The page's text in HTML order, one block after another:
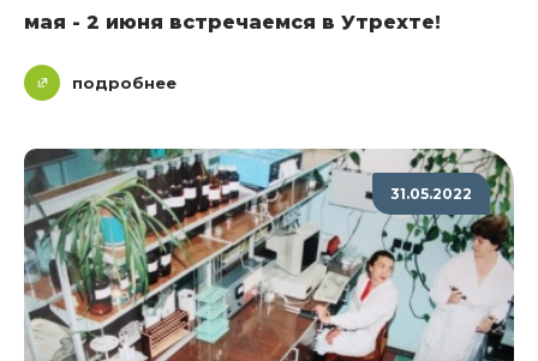
мая - 2 июня встречаемся в Утрехте!
подробнее
31.05.2022